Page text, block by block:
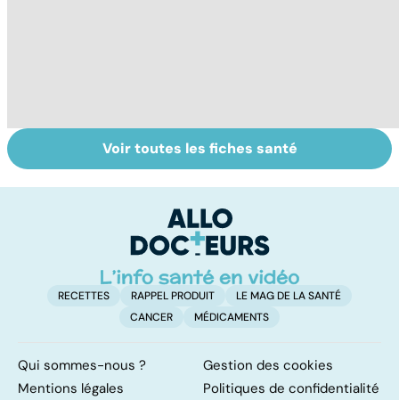
Tout savoir sur
les infections
La tuberculose
pulmonaire
Voir toutes les fiches santé
RECETTES RAPPEL PRODUIT
LE MAG DE LA SANTÉ
CANCER
MÉDICAMENTS
Qui sommes-nous ?
Gestion des cookies
Mentions légales
Politiques de confidentialité